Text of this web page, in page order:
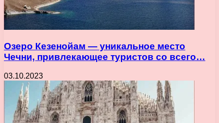
Озеро Кезенойам — уникальное место
Чечни, привлекающее туристов со всего…
03.10.2023